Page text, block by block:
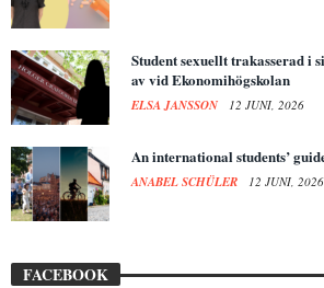
Student sexuellt trakasserad i
av vid Ekonomihögskolan
ELSA JANSSON 12 JUNI, 2026
An international students’
ANABEL SCHÜLER 12 JUNI, 2026
FACEBOOK